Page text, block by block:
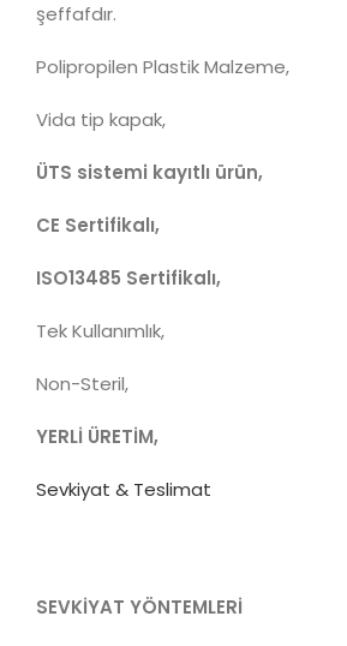
şeffafdır.
Polipropilen Plastik Malzeme,
Vida tip kapak,
ÜTS sistemi kayıtlı ürün,
CE Sertifikalı,
ISO13485 Sertifikalı,
Tek Kullanımlık,
Non-Steril,
YERLİ ÜRETİM,
Sevkiyat & Teslimat
SEVKİYAT YÖNTEMLERİ